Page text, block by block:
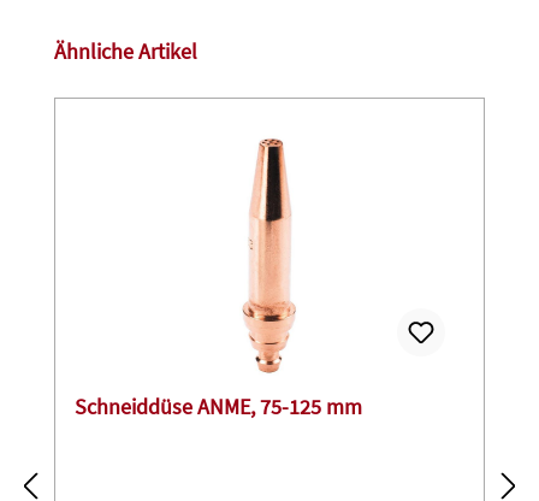
Produktgalerie überspringen
Ähnliche Artikel
Schneiddüse ANME, 75-125 mm